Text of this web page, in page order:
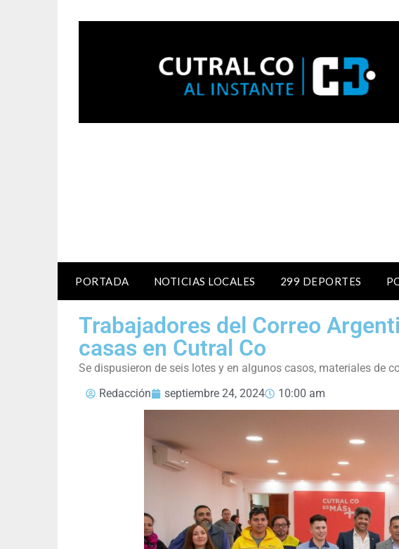
PORTADA NOTICIAS LOCALES 299 DEPORTES
Trabajadores del Correo
casas en Cutral Co
Se dispusieron de seis lotes y en algunos casos, materiales de
Redacción
septiembre 24, 2024 10:00 am